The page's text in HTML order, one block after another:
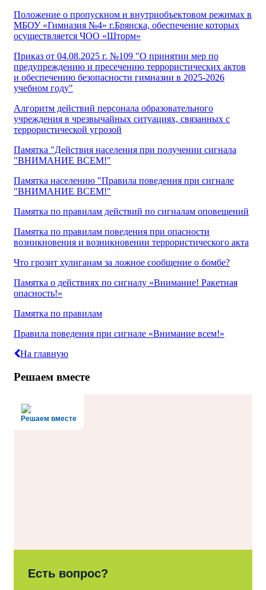
Положение о пропускном и внутриобъектовом режимах в
МБОУ «Гимназия №4» г.Брянска, обеспечение которых
осуществляется ЧОО «Шторм»
Приказ от 04.08.2025 г. №109 "О принятии мер по
предупреждению и пресечению террористических актов
и обеспечению безопасности гимназии в 2025-2026
учебном году"
Алгоритм действий персонала образовательного
учреждения в чрезвычайных ситуациях, связанных с
террористической угрозой
Памятка "Действия населения при получении сигнала
"ВНИМАНИЕ ВСЕМ!"
Памятка населению "Правила поведения при сигнале
"ВНИМАНИЕ ВСЕМ!"
Памятка по правилам действий по сигналам оповещений
Памятка по правилам поведения при опасности
возникновения и возникновении террористического акта
Что грозит хулиганам за ложное сообщение о бомбе?
Памятка о действиях по сигналу «Внимание! Ракетная
опасность!»
Памятка по правилам
Правила поведения при сигнале «Внимание всем!»
На главную
Решаем вместе
Решаем вместе
Есть вопрос?